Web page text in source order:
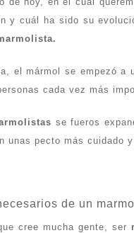
y cuál ha sido su
el mármol se empezó
cada vez más
se fueros
unas pecto más cuidado
de un
cree mucha gente, ser